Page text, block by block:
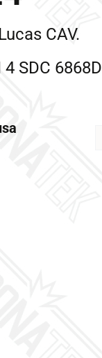
CAV.
SDC 6868D